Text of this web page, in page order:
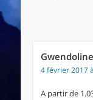
Gwendoline
4 février 2017
A partir de